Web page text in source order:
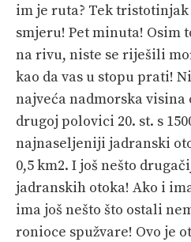
im je ruta? Tek
smjeru! Pet minuta! Osim
na rivu, niste se riješili
kao da vas u stopu prati!
najveća nadmorska visina
drugoj polovici 20. st. s
najnaseljeniji jadranski
0,5 km2. I još nešto
jadranskih otoka! Ako i
ima još nešto što ostali
ronioce spužvare! Ovo je